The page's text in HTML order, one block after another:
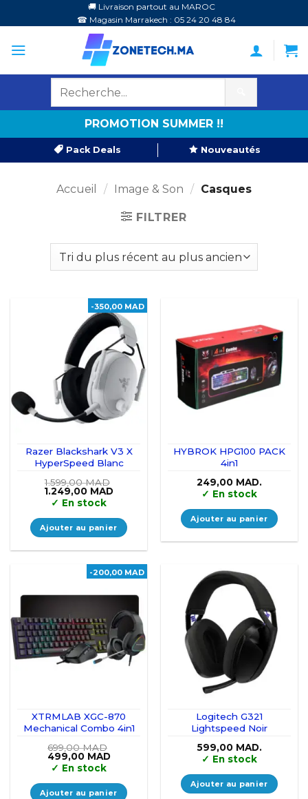
au
contenu
🚚 Livraison partout au MAROC
☎ Magasin Marrakech : 05 24 20 48 84
PROMOTION SUMMER !!
Pack Deals Nouveautés
Accueil / Image & Son / Casques
FILTRER
-350,00 MAD
Razer Blackshark V3 X
HyperSpeed Blanc
1.599,00MAD
Le
prix
initial
était :
1.599,00 MAD.
1.249,00 MAD
est :
1.249,00 MAD.
✓ En stock
Ajouter au panier
HYBROK HPG100 PACK
4in1
249,00 MAD.
✓ En stock
Ajouter au panier
-200,00 MAD
XTRMLAB XGC-870
Mechanical Combo 4in1
699,00MAD
Le
prix
initial
était :
699,00 MAD.
499,00 MADLe
est :
499,00 MAD.
✓ En stock
Ajouter au panier
Logitech G321
Lightspeed Noir
599,00 MAD.
✓ En stock
Ajouter au panier